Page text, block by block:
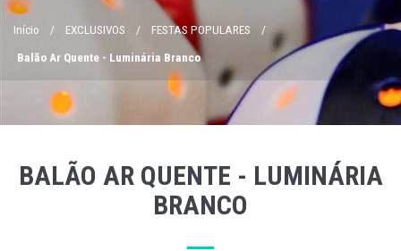
Início / EXCLUSIVOS / FESTAS POPULARES /
Balão Ar Quente - Luminária Branco
BALÃO AR QUENTE - LUMINÁRIA
BRANCO